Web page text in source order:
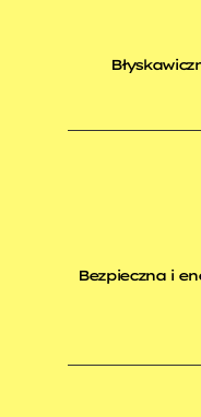
Bezpieczna i